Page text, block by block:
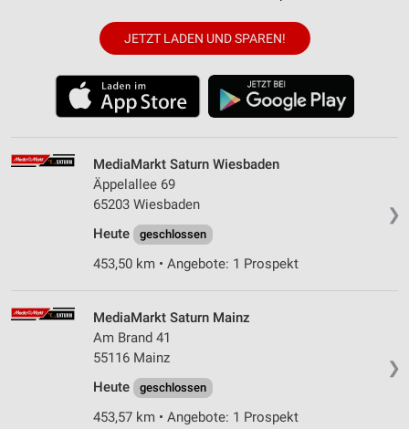
JETZT LADEN UND SPAREN!
❯
MediaMarkt Saturn Wiesbaden
Äppelallee 69
65203 Wiesbaden
Heute
geschlossen
453,50 km • Angebote: 1 Prospekt
❯
MediaMarkt Saturn Mainz
Am Brand 41
55116 Mainz
Heute
geschlossen
453,57 km • Angebote: 1 Prospekt